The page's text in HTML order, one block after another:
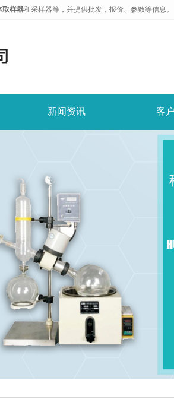
取样器和采样器等，并提供批发，报价、参数等信息。
新闻资讯 客